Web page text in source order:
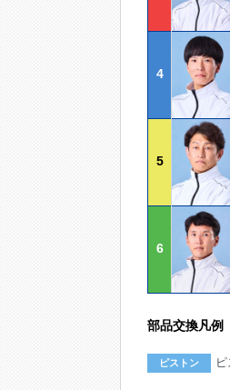
4
5
6
部品交換凡例
ピストン